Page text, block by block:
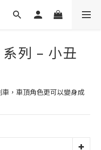
列 – 小丑
，車頂角色更可以變身成